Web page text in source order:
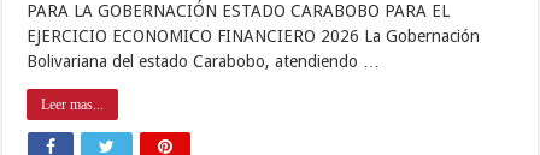
PARA LA GOBERNACIÓN ESTADO CARABOBO PARA EL
EJERCICIO ECONOMICO FINANCIERO 2026 La Gobernación
Bolivariana del estado Carabobo, atendiendo …
Leer mas...